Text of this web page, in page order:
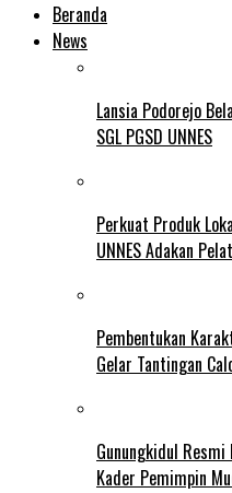
Beranda
News
Lansia Podorejo
SGL PGSD UNNES
Perkuat Produk
UNNES Adakan
Pembentukan
Gelar Tantingan
Gunungkidul Resmi
Kader Pemimpin